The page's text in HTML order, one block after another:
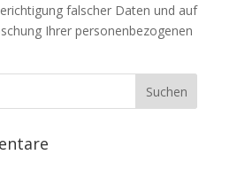
falscher Daten und auf
Ihrer personenbezogenen